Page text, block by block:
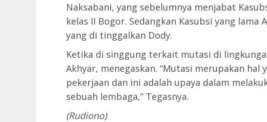
Naksabani, yang sebelumnya menjabat
kelas II Bogor. Sedangkan Kasubsi yang lama
yang di tinggalkan Dody.
Ketika di singgung terkait mutasi di
Akhyar, menegaskan. “Mutasi merupakan hal
pekerjaan dan ini adalah upaya dalam
sebuah lembaga,” Tegasnya.
(Rudiono)